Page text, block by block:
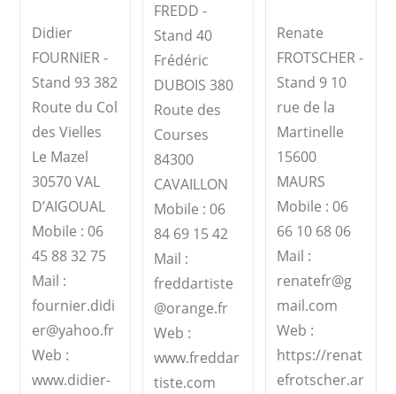
Didier
FOURNIER -
Stand 93 382
Route du Col
des Vielles
Le Mazel
30570 VAL
D’AIGOUAL
Mobile : 06
45 88 32 75
Mail :
fournier.didi
er@yahoo.fr
Web :
www.didier-
FREDD -
Stand 40
Frédéric
DUBOIS 380
Route des
Courses
84300
CAVAILLON
Mobile : 06
84 69 15 42
Mail :
freddartiste
@orange.fr
Web :
www.freddar
tiste.com
Renate
FROTSCHER -
Stand 9 10
rue de la
Martinelle
15600
MAURS
Mobile : 06
66 10 68 06
Mail :
renatefr@g
mail.com
Web :
https://renat
efrotscher.ar